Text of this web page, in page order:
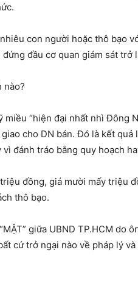
con người hoặc thô bạo
đầu cơ quan giám sát trở
nào?
“hiện đại nhất nhì Đông
cho DN bán. Đó là kết
đánh tráo bằng quy hoạch
đồng, giá mười mấy triệu
thô bạo.
giữa UBND TP.HCM do
cứ trở ngại nào về pháp lý